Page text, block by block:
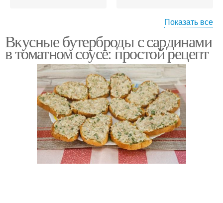
Соус для бутербродов Стол с сардиной
Показать все
Вкусные бутерброды с сардинами
в томатном соусе: простой рецепт